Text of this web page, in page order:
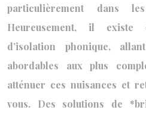
particulièrement dans
Heureusement, il existe
d’isolation phonique,
abordables aux plus
atténuer ces nuisances et
vous. Des solutions de